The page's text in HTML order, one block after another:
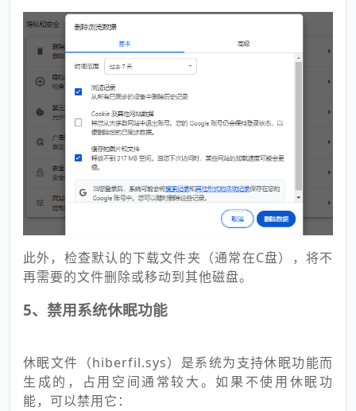
此外，检查默认的下载文件夹（通常在C盘），将不
再需要的文件删除或移动到其他磁盘。
5、禁用系统休眠功能
休眠文件（hiberfil.sys）是系统为支持休眠功能而
生成的，占用空间通常较大。如果不使用休眠功
能，可以禁用它：